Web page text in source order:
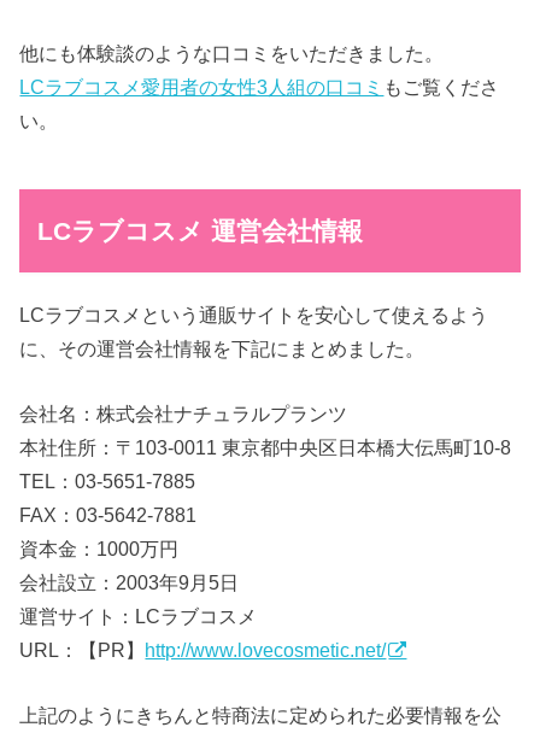
他にも体験談のような口コミをいただきました。
LCラブコスメ愛用者の女性3人組の口コミ もご覧くださ
い。
LCラブコスメ 運営会社情報
LCラブコスメという通販サイトを安心して使えるよう
に、その運営会社情報を下記にまとめました。
会社名：株式会社ナチュラルプランツ
本社住所：〒103-0011 東京都中央区日本橋大伝馬町10-8
TEL：03-5651-7885
FAX：03-5642-7881
資本金：1000万円
会社設立：2003年9月5日
運営サイト：LCラブコスメ
URL：【PR】 http://www.lovecosmetic.net/
上記のようにきちんと特商法に定められた必要情報を公